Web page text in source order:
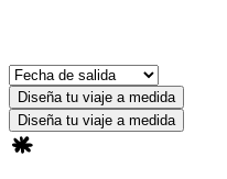
Diseña tu viaje a medida
Diseña tu viaje a medida